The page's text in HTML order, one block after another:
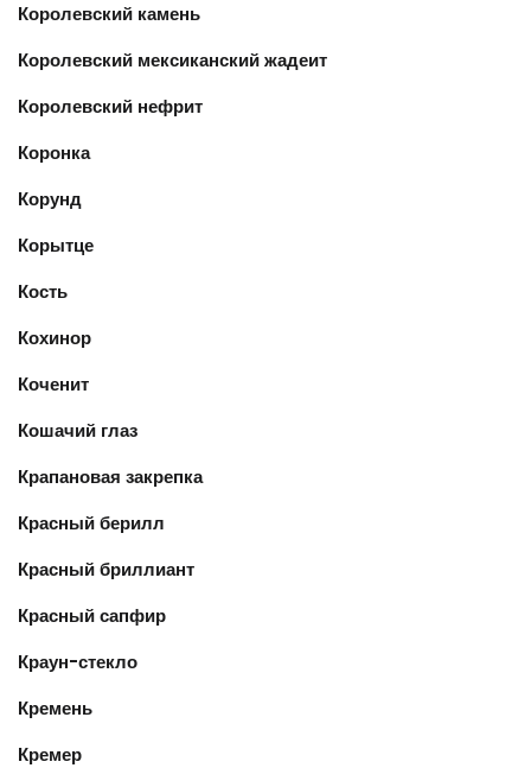
Королевский камень
Королевский мексиканский жадеит
Королевский нефрит
Коронка
Корунд
Корытце
Кость
Кохинор
Коченит
Кошачий глаз
Крапановая закрепка
Красный берилл
Красный бриллиант
Красный сапфир
Краун-стекло
Кремень
Кремер